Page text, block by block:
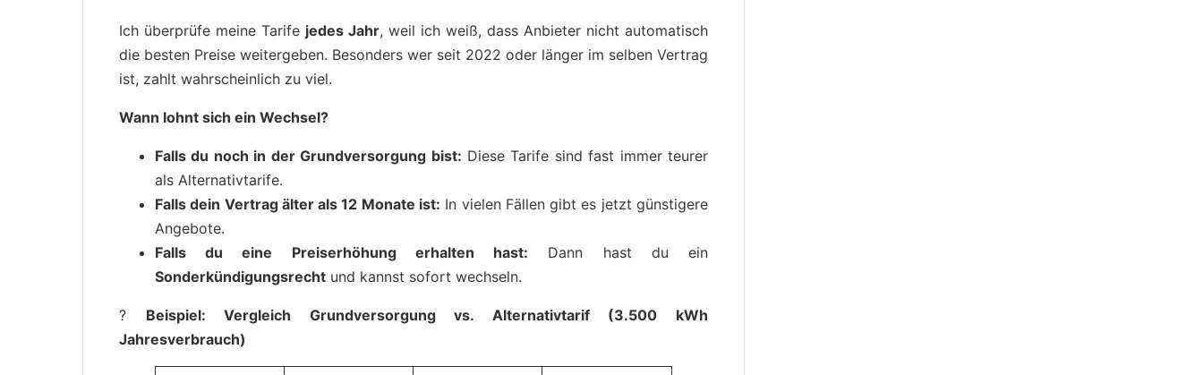
Ich überprüfe meine Tarife jedes Jahr, weil ich weiß, dass Anbieter nicht automatisch
die besten Preise weitergeben. Besonders wer seit 2022 oder länger im selben Vertrag
ist, zahlt wahrscheinlich zu viel.
Wann lohnt sich ein Wechsel?
Falls du noch in der Grundversorgung bist: Diese Tarife sind fast immer teurer
als Alternativtarife.
Falls dein Vertrag älter als 12 Monate ist: In vielen Fällen gibt es jetzt günstigere
Angebote.
Falls du eine Preiserhöhung erhalten hast: Dann hast du ein
Sonderkündigungsrecht und kannst sofort wechseln.
? Beispiel: Vergleich Grundversorgung vs. Alternativtarif (3.500 kWh
Jahresverbrauch)